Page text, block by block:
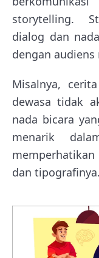
storytelling.
dialog dan
dengan audiens
Misalnya,
dewasa tidak
nada bicara
menarik
memperhatikan
dan tipografinya.